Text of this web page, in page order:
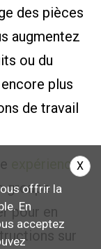
des pièces
augmentez
ou du
plus
de travail
expérience
groupe
pour en
sur
offrir la
En
acceptez
X